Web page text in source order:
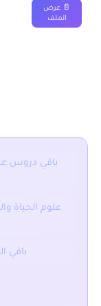
📄 عرض
الملف
باقي دروس
علوم الحياة
باقي